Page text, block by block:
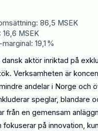
86,5 MSEK
16,6 MSEK
19,1 %
aktör inriktad på
Verksamheten är
andelar i Norge och
speglar, blandare
från en gemensam
fokuserar på innovation,